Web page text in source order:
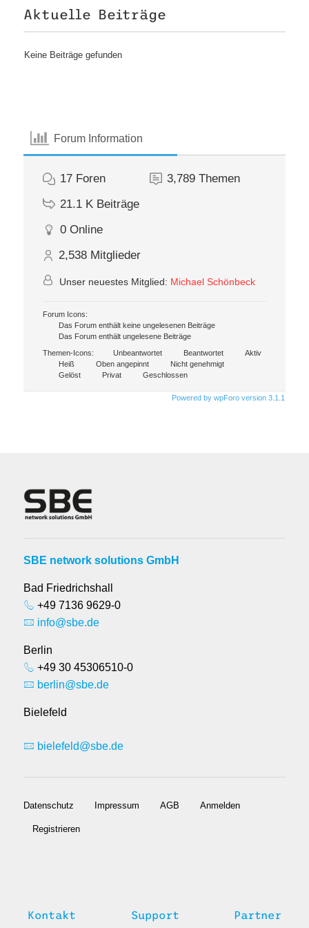
Aktuelle Beiträge
Keine Beiträge gefunden
Forum Information
17 Foren 3,789 Themen
21.1 K Beiträge
0 Online
2,538 Mitglieder
Unser neuestes Mitglied: Michael Schönbeck
Forum Icons:
Das Forum enthält keine ungelesenen Beiträge
Das Forum enthält ungelesene Beiträge
Themen-Icons:
Unbeantwortet Beantwortet
Aktiv
Heiß
Oben angepinnt
Nicht genehmigt
Gelöst
Privat Geschlossen
Powered by wpForo version 3.1.1
SBE network solutions GmbH
Bad Friedrichshall
+49 7136 9629-0
info@sbe.de
Berlin
+49 30 45306510-0
berlin@sbe.de
Bielefeld
bielefeld@sbe.de
Datenschutz Impressum AGB Anmelden
Registrieren
Kontakt Support Partner